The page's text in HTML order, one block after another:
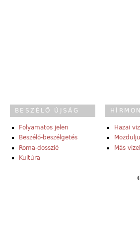
BESZÉLŐ ÚJSÁG
Folyamatos jelen
Beszélő-beszélgetés
Roma-dosszié
Kultúra
Hazai
Más